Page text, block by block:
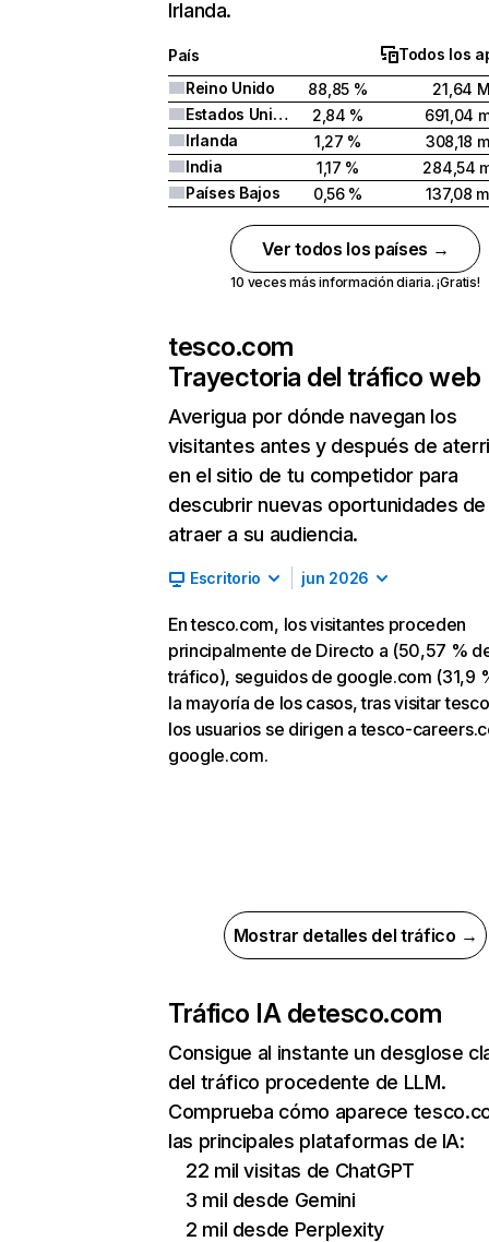
Irlanda.
País
Todos los
Reino Unido
88,85 %
21,64
Estados Unidos
2,84 %
691,04
Irlanda
1,27 %
308,18
India
1,17 %
284,54
Países Bajos
0,56 % 137,08
Ver todos los países →
10 veces más información diaria. ¡Gratis!
tesco.com
Trayectoria del tráfico web
Averigua por dónde navegan los
visitantes antes y después de
en el sitio de tu competidor para
descubrir nuevas oportunidades de
atraer a su audiencia.
Escritorio jun 2026
En tesco.com, los visitantes proceden
principalmente de Directo a (50,57 %
tráfico), seguidos de google.com (31,9
la mayoría de los casos, tras visitar
los usuarios se dirigen a tesco-
google.com.
Mostrar detalles del tráfico →
Tráfico IA detesco.com
Consigue al instante un desglose
del tráfico procedente de LLM.
Comprueba cómo aparece
las principales plataformas de IA:
22 mil visitas de ChatGPT
3 mil desde Gemini
2 mil desde Perplexity